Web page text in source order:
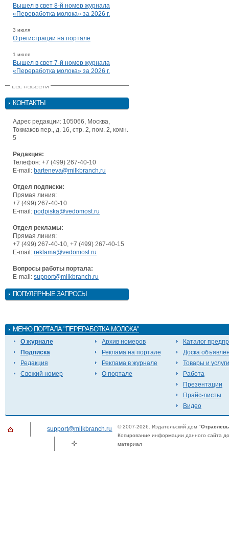
Вышел в свет 8-й номер журнала
«Переработка молока» за 2026 г.
3 июля
О регистрации на портале
1 июля
Вышел в свет 7-й номер журнала
«Переработка молока» за 2026 г.
КОНТАКТЫ
Адрес редакции: 105066, Москва,
Токмаков пер., д. 16, стр. 2, пом. 2, комн.
5
Редакция:
Телефон: +7 (499) 267-40-10
E-mail: barteneva@milkbranch.ru
Отдел подписки:
Прямая линия:
+7 (499) 267-40-10
E-mail: podpiska@vedomost.ru
Отдел рекламы:
Прямая линия:
+7 (499) 267-40-10, +7 (499) 267-40-15
E-mail: reklama@vedomost.ru
Вопросы работы портала:
E-mail: support@milkbranch.ru
ПОПУЛЯРНЫЕ ЗАПРОСЫ
МЕНЮ ПОРТАЛА "ПЕРЕРАБОТКА МОЛОКА"
О журнале
Подписка
Редакция
Свежий номер
Архив номеров
Реклама на портале
Реклама в журнале
О портале
Каталог
Доска
Товары и услуги
Работа
Презентации
Прайс-листы
Видео
support@milkbranch.ru © 2007-2026. Издательский дом "
Копирование информации данного сайта
материал